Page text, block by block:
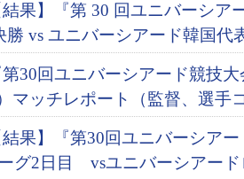
結果】『第 30 回ユニバーシア
勝 vs ユニバーシアード韓国代
第30回ユニバーシアード競技
マッチレポート（監督、選手
結果】『第30回ユニバーシア
グ2日目 vsユニバーシアード